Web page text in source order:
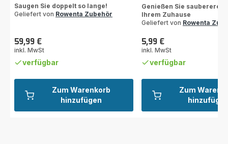
Zum Warenkorb
hinzufügen
Saugen Sie doppelt so lange!
Geliefert von Rowenta Zubehör
Preis
59,99 €
inkl. MwSt
verfügbar
Zum
mit
4
Sternen
(Durchschnitt)
Genießen Sie sauberere
Ihrem Zuhause
Geliefert von Rowenta
Preis
5,99 €
inkl. MwSt
verfügbar